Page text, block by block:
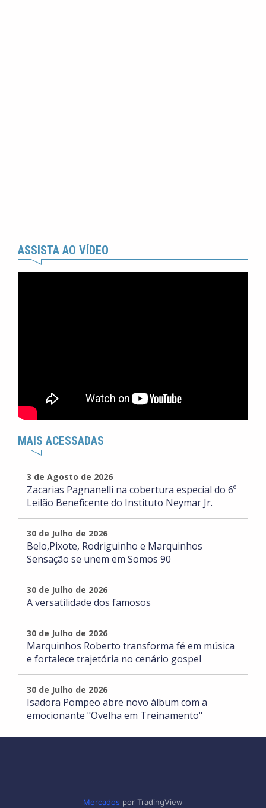
ASSISTA AO VÍDEO
MAIS ACESSADAS
3 de Agosto de 2026
Zacarias Pagnanelli na cobertura especial do 6º
Leilão Beneficente do Instituto Neymar Jr.
30 de Julho de 2026
Belo,Pixote, Rodriguinho e Marquinhos
Sensação se unem em Somos 90
30 de Julho de 2026
A versatilidade dos famosos
30 de Julho de 2026
Marquinhos Roberto transforma fé em música
e fortalece trajetória no cenário gospel
30 de Julho de 2026
Isadora Pompeo abre novo álbum com a
emocionante "Ovelha em Treinamento"
Mercados por TradingView